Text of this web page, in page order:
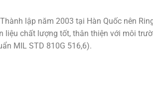
lập năm 2003 tại Hàn Quốc nên
chất lượng tốt, thân thiện với môi
MIL STD 810G 516,6).